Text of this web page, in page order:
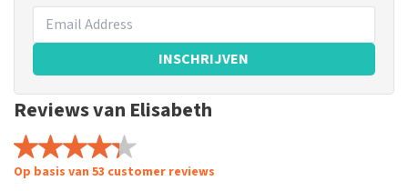
INSCHRIJVEN
Reviews van Elisabeth
Op basis van 53 customer reviews